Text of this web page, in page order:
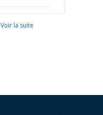
Voir la suite